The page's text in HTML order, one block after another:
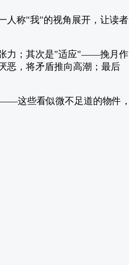
人称"我"的视角展开，让读者
力；其次是"适应"——挽月作
恶，将矛盾推向高潮；最后
这些看似微不足道的物件，